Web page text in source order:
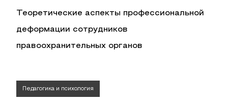
Теоретические аспекты профессиональной
деформации сотрудников
правоохранительных органов
Педагогика и психология